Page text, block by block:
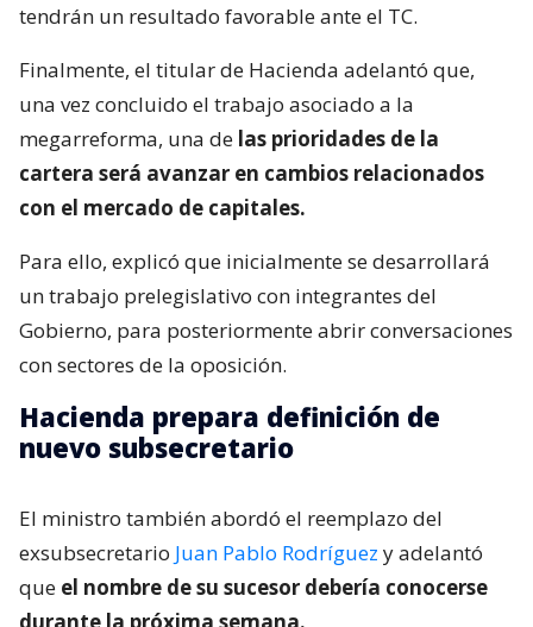
tendrán un resultado favorable ante el TC.
Finalmente, el titular de Hacienda adelantó que,
una vez concluido el trabajo asociado a la
megarreforma, una de las prioridades de la
cartera será avanzar en cambios relacionados
con el mercado de capitales.
Para ello, explicó que inicialmente se desarrollará
un trabajo prelegislativo con integrantes del
Gobierno, para posteriormente abrir conversaciones
con sectores de la oposición.
Hacienda prepara definición de
nuevo subsecretario
El ministro también abordó el reemplazo del
exsubsecretario Juan Pablo Rodríguez y adelantó
que el nombre de su sucesor debería conocerse
durante la próxima semana.